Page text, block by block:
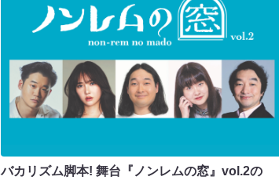
バカリズム脚本! 舞台『ノンレムの窓』vol.2の